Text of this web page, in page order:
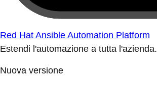
Red Hat Ansible Automation Platform
Estendi l'automazione a tutta l'azienda.
Nuova versione